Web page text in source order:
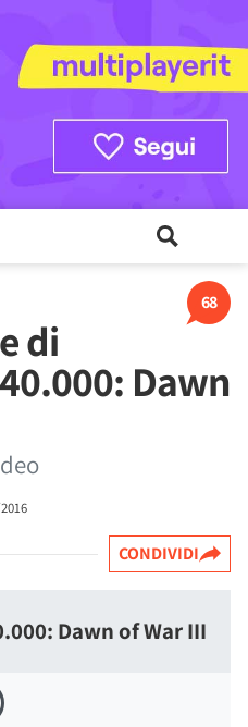
68
di
Dawn
CONDIVIDI
Dawn of War III